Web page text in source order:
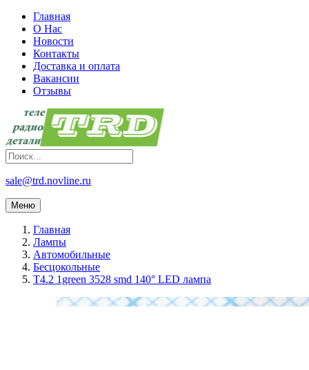
Главная
О Нас
Новости
Контакты
Доставка и оплата
Вакансии
Отзывы
sale@trd.novline.ru
Меню
Главная
Лампы
Автомобильные
Бесцокольные
T4.2 1green 3528 smd 140° LED лампа